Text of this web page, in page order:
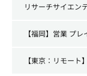
リサーチサイエン
【福岡】営業 プ
【東京：リモート